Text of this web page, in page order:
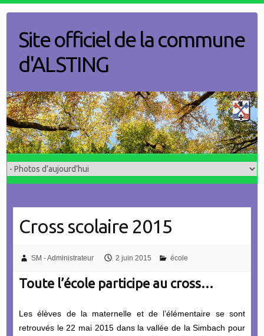
contentSite officiel de la commune
d'ALSTING
Cross scolaire 2015
SM - Administrateur 2 juin 2015 école
Toute l’école participe au cross…
Les élèves de la maternelle et de l’élémentaire se sont
retrouvés le 22 mai 2015 dans la vallée de la Simbach pour